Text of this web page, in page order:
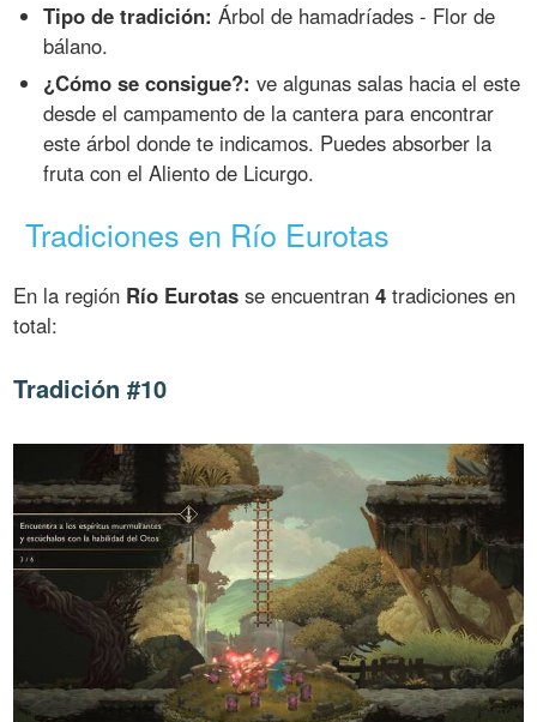
Tipo de tradición: Árbol de hamadríades - Flor de
bálano.
¿Cómo se consigue?: ve algunas salas hacia el este
desde el campamento de la cantera para encontrar
este árbol donde te indicamos. Puedes absorber la
fruta con el Aliento de Licurgo.
Tradiciones en Río Eurotas
En la región Río Eurotas se encuentran4 tradiciones en
total:
Tradición #10